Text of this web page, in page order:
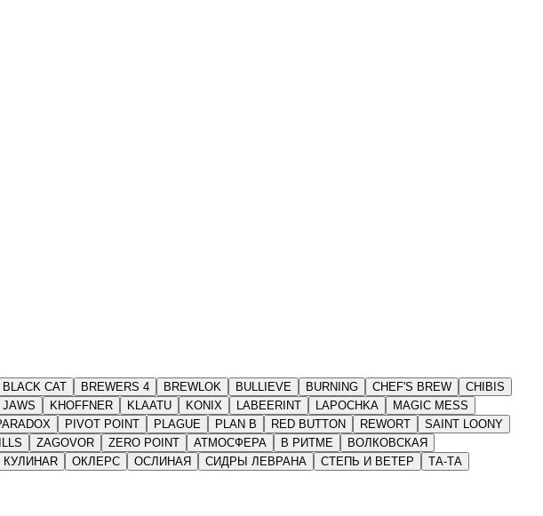
BLACK CAT BREWERS 4 BREWLOK BULLIEVE BURNING CHEF'S BREW
CHIBIS
JAWS KHOFFNER KLAATU KONIX LABEERINT LAPOCHKA
MAGIC MESS
PIVOT POINT PLAGUE PLAN B RED BUTTON REWORT
SAINT LOONY
ZAGOVOR ZERO POINT АТМОСФЕРА В РИТМЕ
ВОЛКОВСКАЯ
КУЛИНАR ОКЛЕРС ОСЛИНАЯ СИДРЫ ЛЕВРАНА СТЕПЬ И ВЕТЕР
ТА-ТА